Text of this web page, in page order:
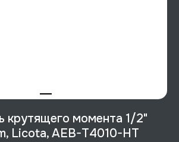
крутящего момента 1/2"
Licota, AEB-T4010-HT